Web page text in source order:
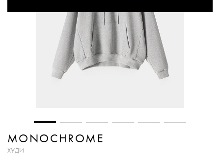
MONOCHROME
ХУДИ